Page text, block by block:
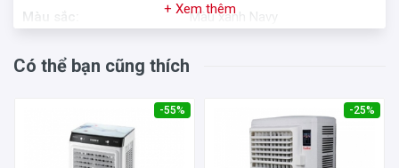
Màu sắc: Màu xanh Navy
Thời gian bảo hành: 12 tháng
+ Xem thêm
Có thể bạn cũng thích
-55% -25%